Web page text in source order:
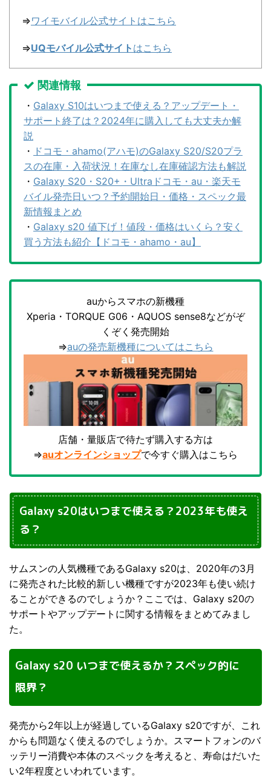
⇒ワイモバイル公式サイトはこちら
⇒UQモバイル公式サイト はこちら
関連情報
・ Galaxy S10はいつまで使える？アップデート・
サポート終了は？2024年に購入しても大丈夫か解
説
・ ドコモ・ahamo(アハモ)のGalaxy S20/S20プラ
スの在庫・入荷状況！在庫なし在庫確認方法も解説
・ Galaxy S20・S20+・Ultraドコモ・au・楽天モ
バイル発売日いつ？予約開始日・価格・スペック最
新情報まとめ
・ Galaxy s20 値下げ！値段・価格はいくら？安く
買う方法も紹介【ドコモ・ahamo・au】
auからスマホの新機種
Xperia・TORQUE G06・AQUOS sense8などがぞ
くぞく発売開始
⇒auの発売新機種についてはこちら
店舗・量販店で待たず購入する方は
⇒auオンラインショップで今すぐ購入はこちら
Galaxy s20はいつまで使える？2023年も使え
る？
サムスンの人気機種であるGalaxy s20は、2020年の3月
に発売された比較的新しい機種ですが2023年も使い続け
ることができるのでしょうか？ここでは、Galaxy s20の
サポートやアップデートに関する情報をまとめてみまし
た。
Galaxy s20 いつまで使えるか？スペック的に
限界？
発売から2年以上が経過しているGalaxy s20ですが、これ
からも問題なく使えるのでしょうか。スマートフォンのバ
ッテリー消費や本体のスペックを考えると、寿命はだいた
い2年程度といわれています。